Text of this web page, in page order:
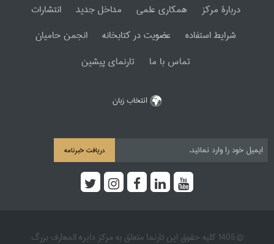
دربارۀ مرکز همکاری علمی مداخل جدید
انتشارات
شرایط استفاده
عضویت در کتابخانه
انجمن حامیان
تماس با ما
تارنمای پیشین
انتخاب زبان
دریافت خبرنامه
© 1405 کلیه حقوق این تارنما متعلق به مرکز دایره المعارف بزرگ